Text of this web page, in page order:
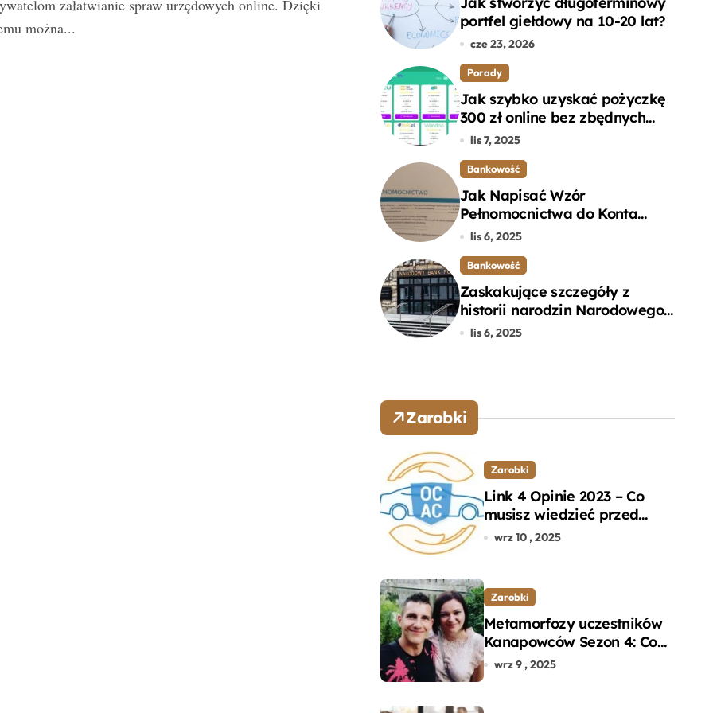
załatwianie spraw urzędowych online. Dzięki
można...
portfel giełdowy na 10-20 lat?
cze 23, 2026
Porady
Jak szybko uzyskać pożyczkę
300 zł online bez zbędnych
formalności?
lis 7, 2025
Bankowość
Jak Napisać Wzór
Pełnomocnictwa do Konta
Bankowego – Praktyczny
lis 6, 2025
Bankowość
Zaskakujące szczegóły z
historii narodzin Narodowego
Banku Polskiego, o których
lis 6, 2025
Zarobki
Zarobki
Link 4 Opinie 2023 – Co
musisz wiedzieć przed
wyborem ubezpieczenia
wrz 10 , 2025
Zarobki
Metamorfozy uczestników
Kanapowców Sezon 4: Co
naprawdę zaskoczyło
wrz 9 , 2025